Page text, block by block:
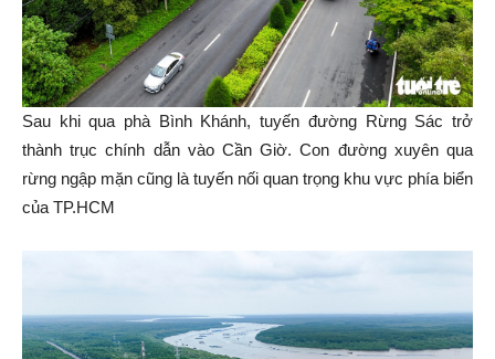
Sau khi qua phà Bình Khánh, tuyến đường Rừng Sác trở
thành trục chính dẫn vào Cần Giờ. Con đường xuyên qua
rừng ngập mặn cũng là tuyến nối quan trọng khu vực phía biển
của TP.HCM